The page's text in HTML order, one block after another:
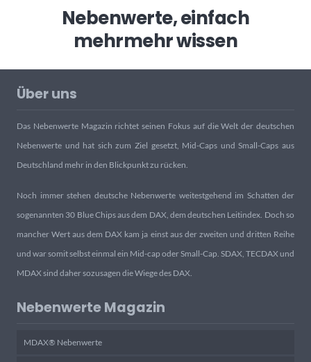
Nebenwerte, einfach
mehrmehr wissen
Über uns
Das Nebenwerte Magazin richtet seinen Fokus auf die Welt der deutschen
Nebenwerte und hat sich zum Ziel gesetzt, Mid-Caps und Small-Caps aus
Deutschland mehr in den Blickpunkt zu rücken.
Noch immer stehen deutsche Nebenwerte weitestgehend im Schatten der
sogenannten 30 Blue Chips aus dem DAX, dem deutschen Leitindex. Doch so
mancher Wert aus dem DAX kam ja einst aus der zweiten und dritten Reihe
und war somit selbst einmal ein Mid-cap oder Small-Cap. SDAX, TECDAX und
MDAX sind daher sozusagen die Wiege des DAX.
Nebenwerte Magazin
MDAX® Nebenwerte